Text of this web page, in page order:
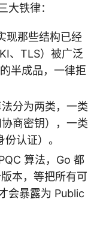
大铁律：
现那些结构已经
、TLS）被广泛
半成品，一律拒
分为两类，一类
商密钥），一类
认证）。
算法，Go 都
本，等把所有可
会暴露为 Public